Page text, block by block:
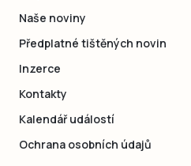
Naše noviny
Předplatné tištěných novin
Inzerce
Kontakty
Kalendář událostí
Ochrana osobních údajů